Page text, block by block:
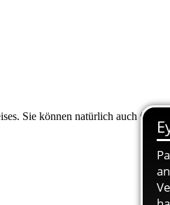
Sie können natürlich auch über